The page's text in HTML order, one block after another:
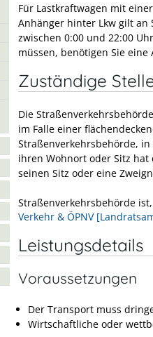
Für Lastkraftwagen mit
Anhänger hinter Lkw gilt an
zwischen 0:00 und 22:00
müssen, benötigen Sie
Zuständige
Die
im Falle einer
Straßenverkehrsbehörde,
ihren Wohnort oder Sitz
seinen Sitz oder eine
Straßenverkehrsbehörde
Verkehr & ÖPNV
Leistungsdetails
Voraussetzungen
Der Transport muss
Wirtschaftliche oder